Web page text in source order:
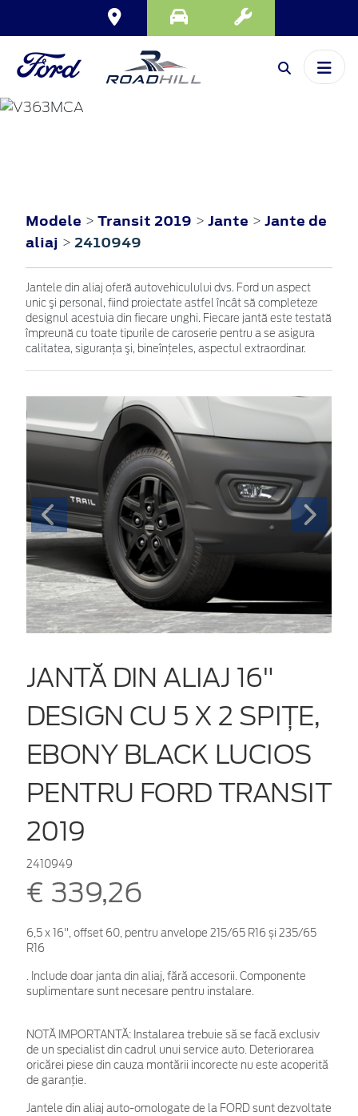
TRANSIT
Modele > Transit 2019 > Jante > Jante de
aliaj > 2410949
Jantele din aliaj oferă autovehiculului dvs. Ford un aspect
unic şi personal, fiind proiectate astfel încât să completeze
designul acestuia din fiecare unghi. Fiecare jantă este testată
împreună cu toate tipurile de caroserie pentru a se asigura
calitatea, siguranţa şi, bineînţeles, aspectul extraordinar.
JANTĂ DIN ALIAJ 16"
DESIGN CU 5 X 2 SPIȚE,
EBONY BLACK LUCIOS
PENTRU FORD TRANSIT
2019
2410949
€ 339,26
6,5 x 16", offset 60, pentru anvelope 215/65 R16 și 235/65
R16
. Include doar janta din aliaj, fără accesorii. Componente
suplimentare sunt necesare pentru instalare.
NOTĂ IMPORTANTĂ: Instalarea trebuie să se facă exclusiv
de un specialist din cadrul unui service auto. Deteriorarea
oricărei piese din cauza montării incorecte nu este acoperită
de garanţie.
Jantele din aliaj auto-omologate de la FORD sunt dezvoltate